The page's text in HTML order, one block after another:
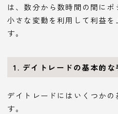
は、数分から数時間の間に
小さな変動を利用して利益を
す。
1. デイトレードの基本的な
デイトレードにはいくつかの
す。